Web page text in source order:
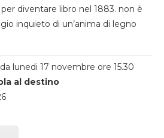
diventare libro nel 1883. non è
inquieto di un’anima di legno
lunedi 17 novembre ore 15.30
al destino